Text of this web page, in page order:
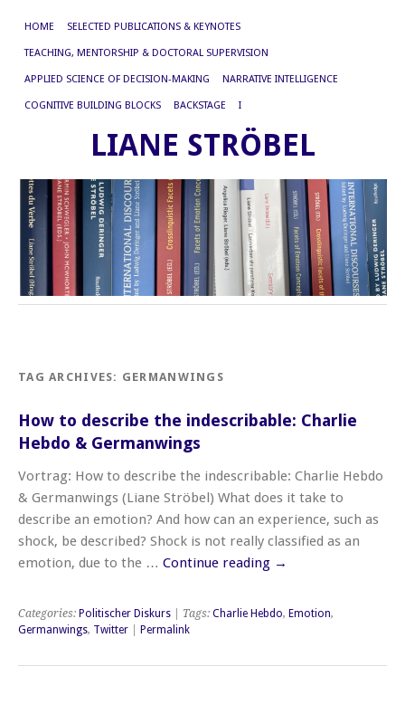
HOME SELECTED PUBLICATIONS & KEYNOTES
TEACHING, MENTORSHIP & DOCTORAL SUPERVISION
APPLIED SCIENCE OF DECISION-MAKING NARRATIVE INTELLIGENCE
COGNITIVE BUILDING BLOCKS BACKSTAGE I
LIANE STRÖBEL
TAG ARCHIVES: GERMANWINGS
How to describe the indescribable: Charlie
Hebdo & Germanwings
Vortrag: How to describe the indescribable: Charlie Hebdo
& Germanwings (Liane Ströbel) What does it take to
describe an emotion? And how can an experience, such as
shock, be described? Shock is not really classified as an
emotion, due to the … Continue reading →
Categories: Politischer Diskurs | Tags: Charlie Hebdo, Emotion,
Germanwings, Twitter Permalink